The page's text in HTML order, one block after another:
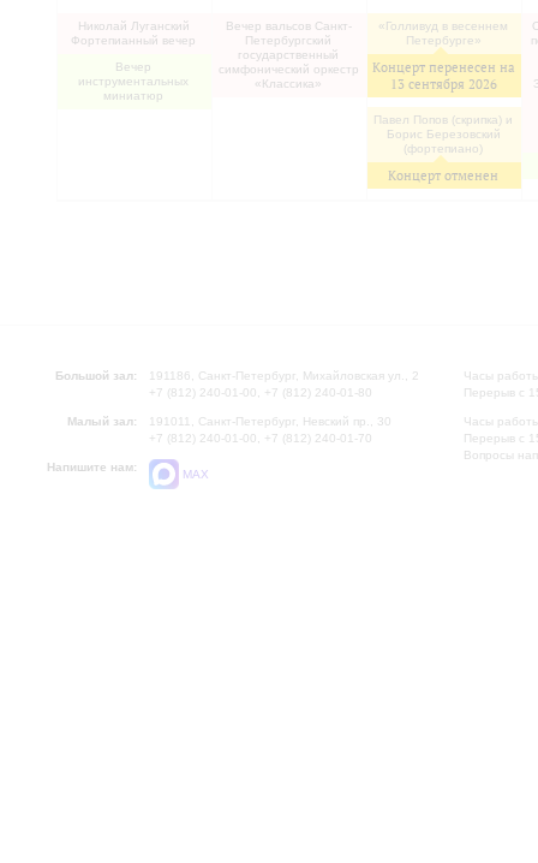
Николай Луганский
Фортепианный вечер
Вечер
инструментальных
миниатюр
Вечер вальсов Санкт-
Петербургский
государственный
симфонический оркестр
«Классика»
«Голливуд в весеннем
Петербурге»
Концерт перенесен на
13 сентября 2026
Павел Попов (скрипка) и
Борис Березовский
(фортепиано)
Концерт отменен
Большой зал:
191186, Санкт-Петербург, Михайловская ул., 2
+7 (812) 240-01-00, +7 (812) 240-01-80
Малый зал:
191011, Санкт-Петербург, Невский пр., 30
+7 (812) 240-01-00, +7 (812) 240-01-70
Напишите нам:
MAX
Часы
Перерыв с
Часы
Перерыв с
Вопросы